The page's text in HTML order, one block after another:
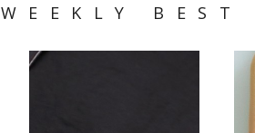
WEEKLY BEST